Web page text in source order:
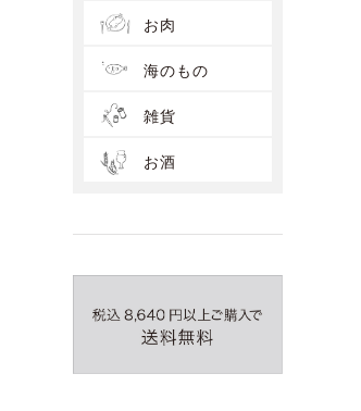
お肉
海のもの
雑貨
お酒
万葉牛 焼肉用（特
万葉牛 すき焼き用